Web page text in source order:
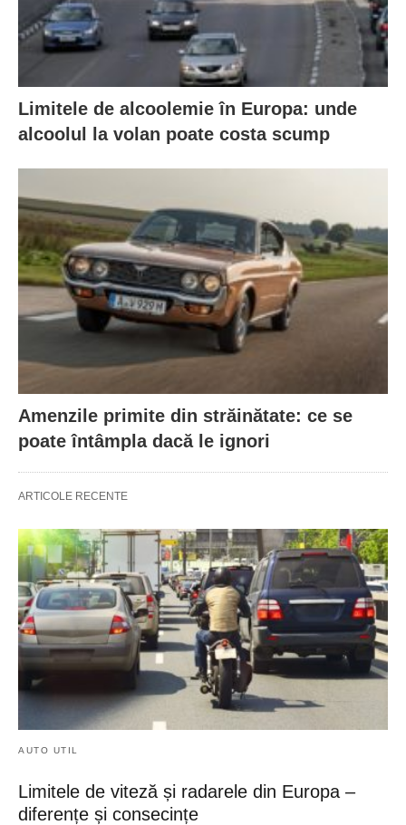
Limitele de alcoolemie în Europa: unde
alcoolul la volan poate costa scump
Amenzile primite din străinătate: ce se
poate întâmpla dacă le ignori
ARTICOLE RECENTE
AUTO UTIL
Limitele de viteză și radarele din Europa –
diferențe și consecințe